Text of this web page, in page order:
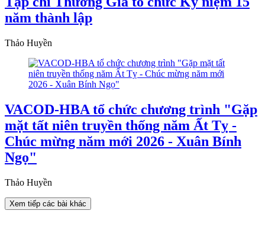
năm thành lập
Thảo Huyền
VACOD-HBA tổ chức chương trình "Gặp
mặt tất niên truyền thống năm Ất Tỵ -
Chúc mừng năm mới 2026 - Xuân Bính
Ngọ"
Thảo Huyền
Xem tiếp các bài khác